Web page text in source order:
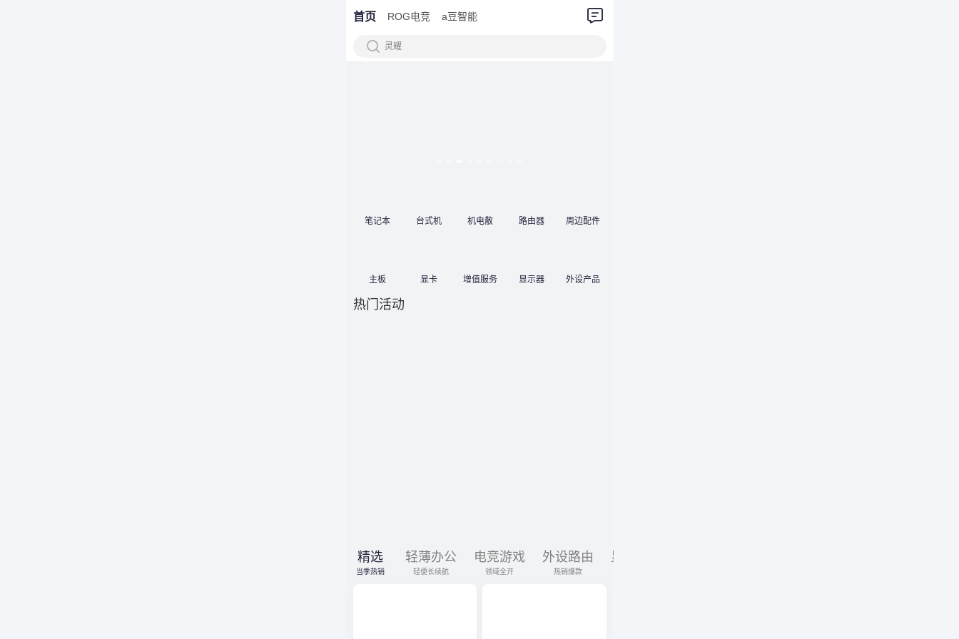
首页 ROG电竞 a豆智能
灵耀
笔记本
主板
台式机
显卡
机电散
增值服务
路由器
显示器
周边配件
外设产品
热门活动
精选
当季热销
轻薄办公
轻便长续航
电竞游戏
领域全开
外设路由
热销爆款
显示器